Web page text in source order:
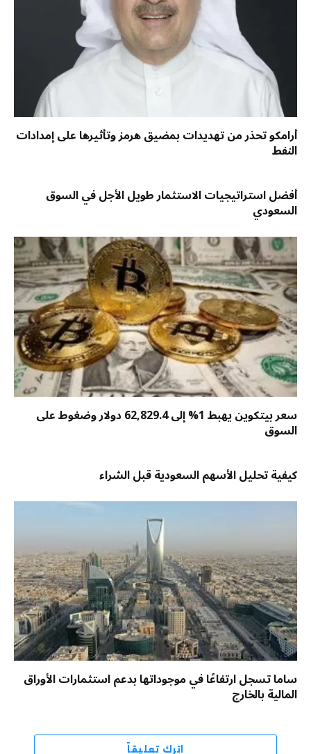
أرامكو تحذر من تهديدات بمضيق هرمز وتأثيرها على إمدادات
النفط
أفضل استراتيجيات الاستثمار طويل الأجل في السوق
السعودي
سعر بيتكوين يهبط 1% إلى 62,829.4 دولار وضغوط على
السوق
كيفية تحليل الأسهم السعودية قبل الشراء
ساما تسجل ارتفاعًا في موجوداتها بدعم استثمارات الأوراق
المالية بالخارج
اترك تعليقاً